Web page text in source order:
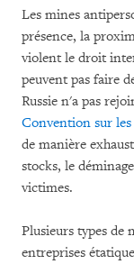
Les mines
présence, la
violent le droit
peuvent pas faire
Russie n'a pas
Convention sur
de manière
stocks, le
victimes.
Plusieurs types de
entreprises